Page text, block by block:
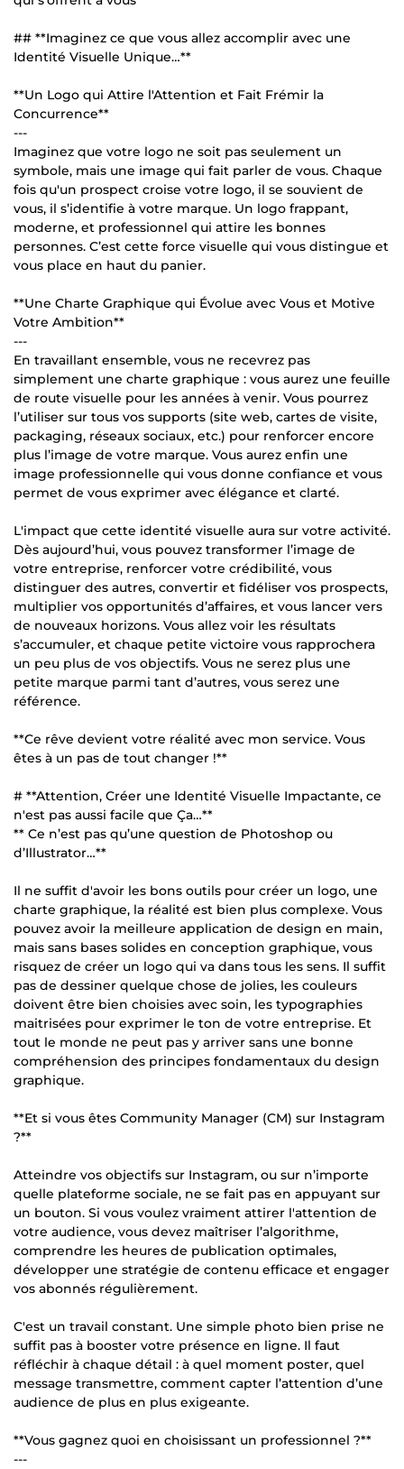
## **Imaginez ce que vous allez accomplir avec une
Identité Visuelle Unique…**
**Un Logo qui Attire l'Attention et Fait Frémir la
Concurrence**
---
Imaginez que votre logo ne soit pas seulement un
symbole, mais une image qui fait parler de vous. Chaque
fois qu'un prospect croise votre logo, il se souvient de
vous, il s’identifie à votre marque. Un logo frappant,
moderne, et professionnel qui attire les bonnes
personnes. C’est cette force visuelle qui vous distingue et
vous place en haut du panier.
**Une Charte Graphique qui Évolue avec Vous et Motive
Votre Ambition**
---
En travaillant ensemble, vous ne recevrez pas
simplement une charte graphique : vous aurez une feuille
de route visuelle pour les années à venir. Vous pourrez
l’utiliser sur tous vos supports (site web, cartes de visite,
packaging, réseaux sociaux, etc.) pour renforcer encore
plus l’image de votre marque. Vous aurez enfin une
image professionnelle qui vous donne confiance et vous
permet de vous exprimer avec élégance et clarté.
L'impact que cette identité visuelle aura sur votre activité.
Dès aujourd’hui, vous pouvez transformer l’image de
votre entreprise, renforcer votre crédibilité, vous
distinguer des autres, convertir et fidéliser vos prospects,
multiplier vos opportunités d’affaires, et vous lancer vers
de nouveaux horizons. Vous allez voir les résultats
s’accumuler, et chaque petite victoire vous rapprochera
un peu plus de vos objectifs. Vous ne serez plus une
petite marque parmi tant d’autres, vous serez une
référence.
**Ce rêve devient votre réalité avec mon service. Vous
êtes à un pas de tout changer !**
# **Attention, Créer une Identité Visuelle Impactante, ce
n'est pas aussi facile que Ça…**
** Ce n’est pas qu’une question de Photoshop ou
d’Illustrator…**
Il ne suffit d'avoir les bons outils pour créer un logo, une
charte graphique, la réalité est bien plus complexe. Vous
pouvez avoir la meilleure application de design en main,
mais sans bases solides en conception graphique, vous
risquez de créer un logo qui va dans tous les sens. Il suffit
pas de dessiner quelque chose de jolies, les couleurs
doivent être bien choisies avec soin, les typographies
maitrisées pour exprimer le ton de votre entreprise. Et
tout le monde ne peut pas y arriver sans une bonne
compréhension des principes fondamentaux du design
graphique.
**Et si vous êtes Community Manager (CM) sur Instagram
?**
Atteindre vos objectifs sur Instagram, ou sur n’importe
quelle plateforme sociale, ne se fait pas en appuyant sur
un bouton. Si vous voulez vraiment attirer l'attention de
votre audience, vous devez maîtriser l’algorithme,
comprendre les heures de publication optimales,
développer une stratégie de contenu efficace et engager
vos abonnés régulièrement.
C'est un travail constant. Une simple photo bien prise ne
suffit pas à booster votre présence en ligne. Il faut
réfléchir à chaque détail : à quel moment poster, quel
message transmettre, comment capter l’attention d’une
audience de plus en plus exigeante.
**Vous gagnez quoi en choisissant un professionnel ?**
---